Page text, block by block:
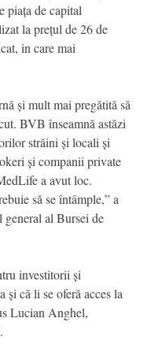
piața de capital
la prețul de 26 de
in care mai
și mult mai pregătită să
BVB înseamnă astăzi
străini și locali și
și companii private
a avut loc.
să se întâmple,” a
al Bursei de
investitorii și
și că li se oferă acces la
Lucian Anghel,